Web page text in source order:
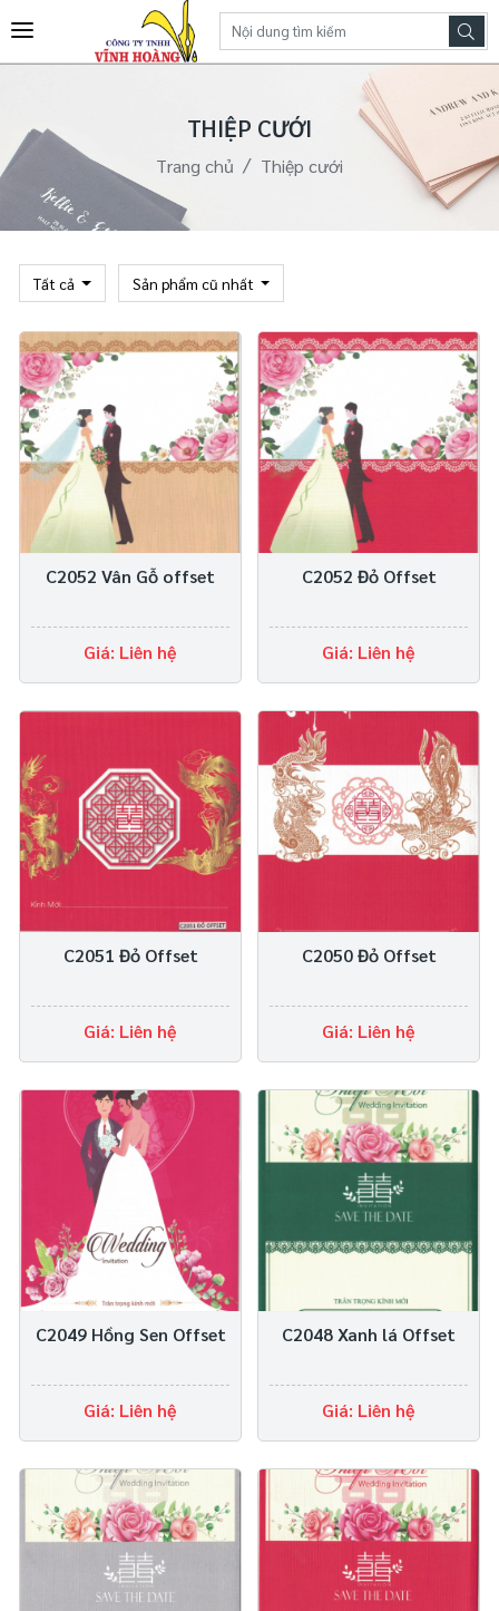
THIỆP CƯỚI
Trang chủ Thiệp cưới
Tất cả Sản phẩm cũ nhất
C2052 Vân Gỗ offset
Giá: Liên hệ
C2052 Đỏ Offset
Giá: Liên hệ
C2051 Đỏ Offset
Giá: Liên hệ
C2050 Đỏ Offset
Giá: Liên hệ
C2049 Hồng Sen Offset
Giá: Liên hệ
C2048 Xanh lá Offset
Giá: Liên hệ